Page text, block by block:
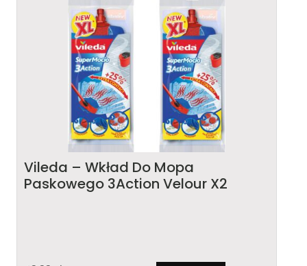
Vileda – Wkład Do Mopa
Paskowego 3Action Velour X2